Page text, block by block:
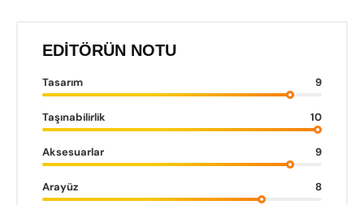
EDITÖRÜN NOTU
Tasarım 9
Taşınabilirlik 10
Aksesuarlar 9
Arayüz 8